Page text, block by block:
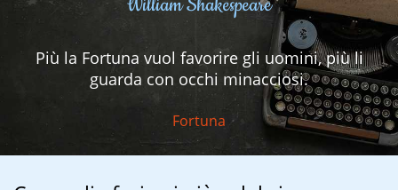
William Shakespeare
Più la Fortuna vuol favorire gli uomini, più li
guarda con occhi minacciosi.
Fortuna